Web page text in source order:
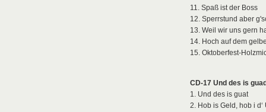
11. Spaß ist der Boss
12. Sperrstund aber
13. Weil wir uns gern
14. Hoch auf dem
15. Oktoberfest-
CD-17 Und des is
1. Und des is guat
2. Hob is Geld, hob i d‘